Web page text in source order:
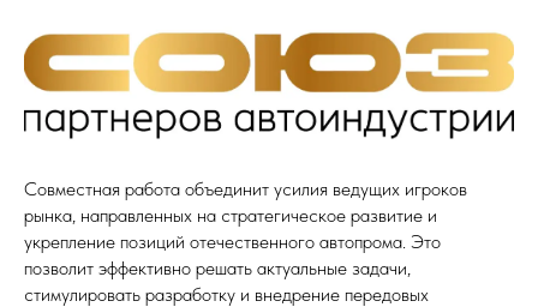
Совместная работа объединит усилия ведущих игроков
рынка, направленных на стратегическое развитие и
укрепление позиций отечественного автопрома. Это
позволит эффективно решать актуальные задачи,
стимулировать разработку и внедрение передовых